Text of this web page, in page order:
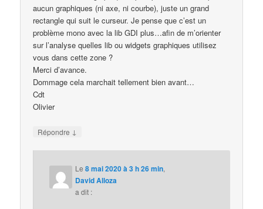
aucun graphiques (ni axe, ni courbe), juste un grand
rectangle qui suit le curseur. Je pense que c’est un
problème mono avec la lib GDI plus…afin de m’orienter
sur l’analyse quelles lib ou widgets graphiques utilisez
vous dans cette zone ?
Merci d’avance.
Dommage cela marchait tellement bien avant…
Cdt
Olivier
Répondre ↓
Le8 mai 2020 à 3 h 26 min,
David Alloza
a dit :